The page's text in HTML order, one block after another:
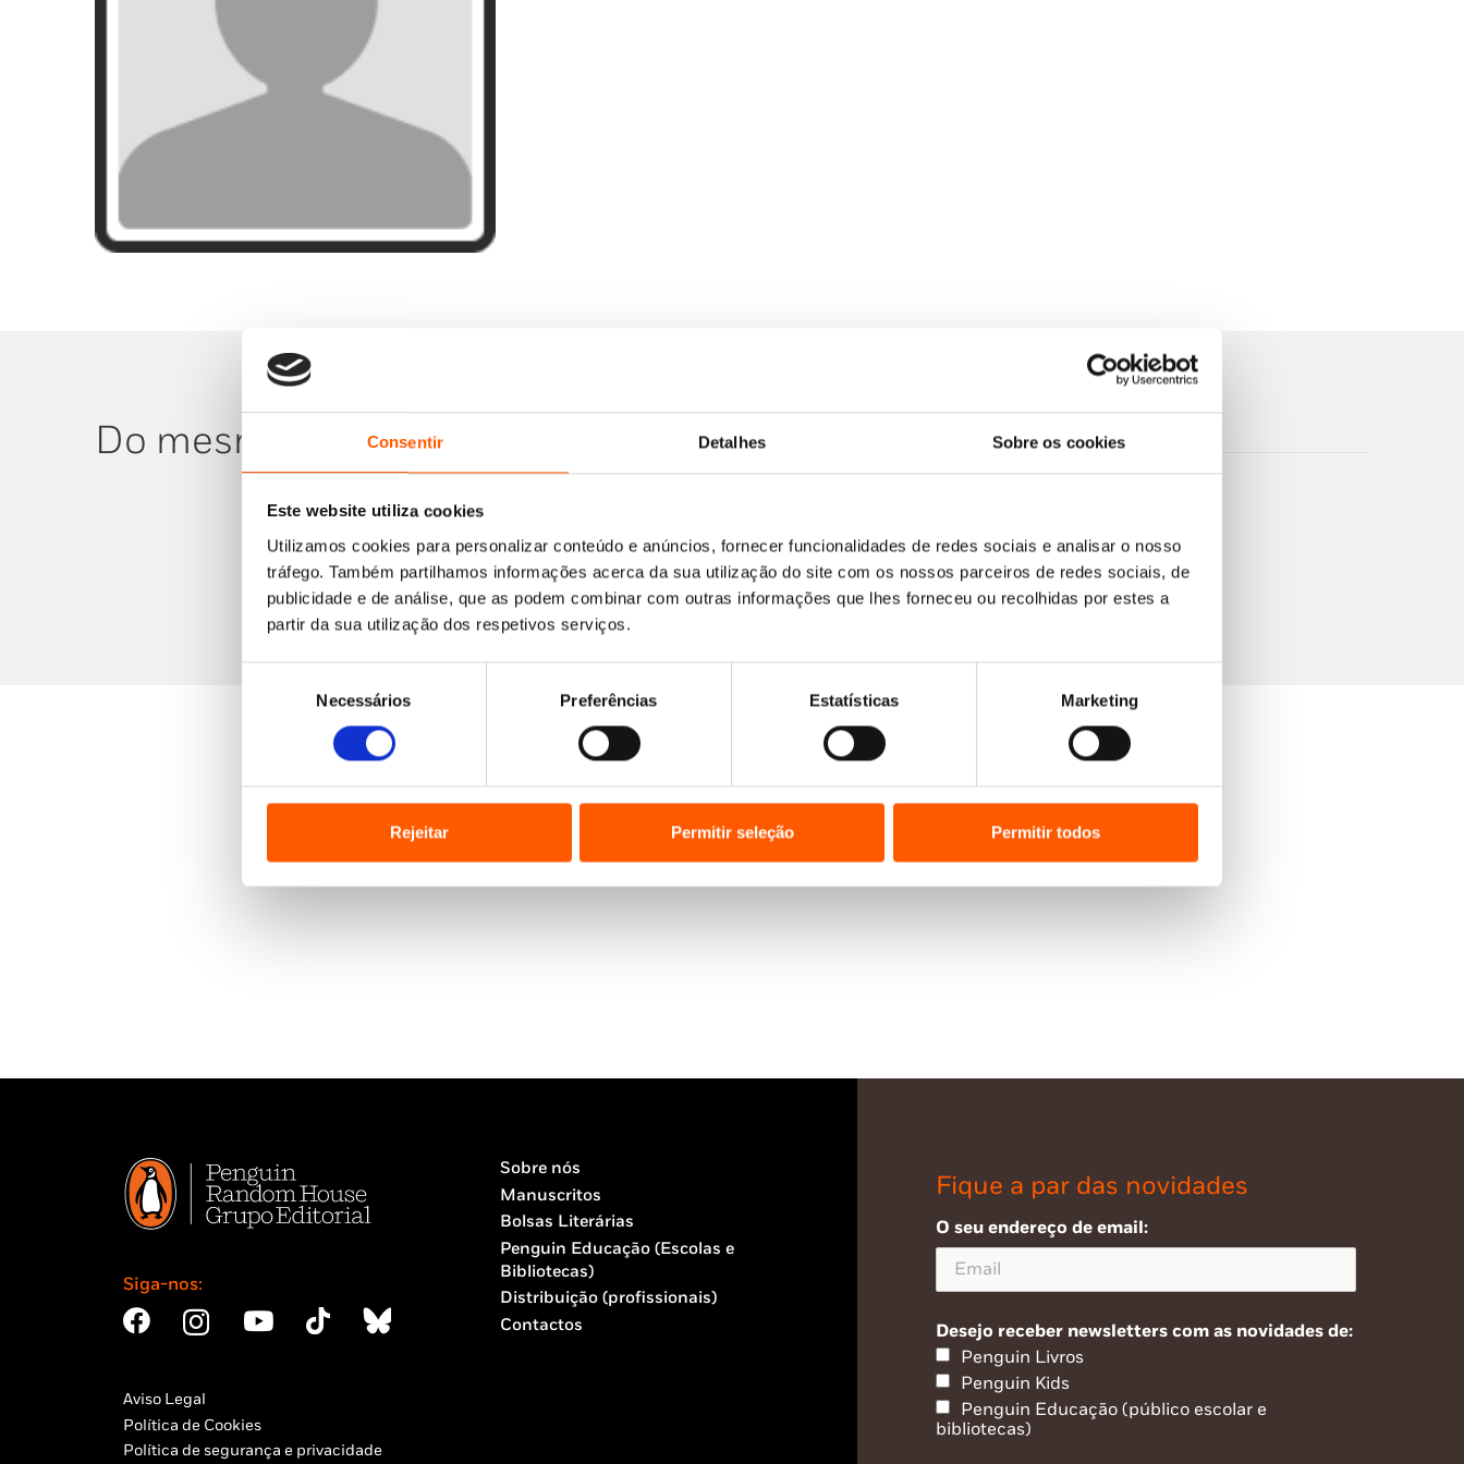
Consentir Detalhes Sobre os cookies
Este website utiliza cookies
Utilizamos cookies para personalizar conteúdo e anúncios, fornecer funcionalidades de redes sociais e analisar o nosso
tráfego. Também partilhamos informações acerca da sua utilização do site com os nossos parceiros de redes sociais, de
publicidade e de análise, que as podem combinar com outras informações que lhes forneceu ou recolhidas por estes a
partir da sua utilização dos respetivos serviços.
consentimento
Necessários Preferências Estatísticas Marketing
Rejeitar Permitir seleção Permitir todos
Do mesmo autor
Nenhum resultado encontrado.
Siga-nos:
Aviso Legal
Política de Cookies
Política de segurança e privacidade
Sobre nós
Manuscritos
Bolsas Literárias
Penguin Educação (Escolas e
Bibliotecas)
Distribuição (profissionais)
Contactos
Fique a par das novidades
O seu endereço de email:
Desejo receber newsletters com as novidades de:
Penguin Livros
Penguin Kids
Penguin Educação (público escolar e
bibliotecas)